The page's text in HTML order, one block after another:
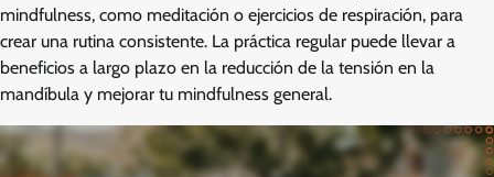
mindfulness, como meditación o ejercicios de respiración, para
crear una rutina consistente. La práctica regular puede llevar a
beneficios a largo plazo en la reducción de la tensión en la
mandíbula y mejorar tu mindfulness general.